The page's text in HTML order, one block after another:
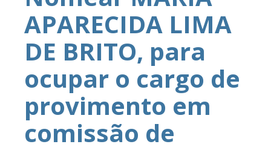
APARECIDA LIMA
DE BRITO, para
ocupar o cargo de
provimento em
comissão de